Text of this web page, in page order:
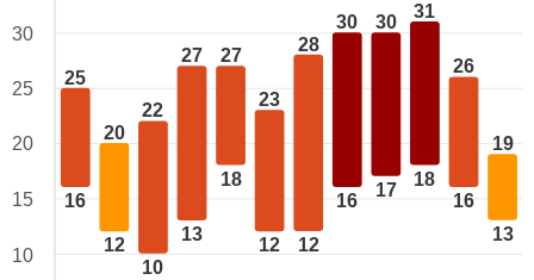
25
16
20
12
22
10
27
13
27
18
23
12
28
12
30
16
30
17
31
18
26
16
19
13
30
25
20
15
10